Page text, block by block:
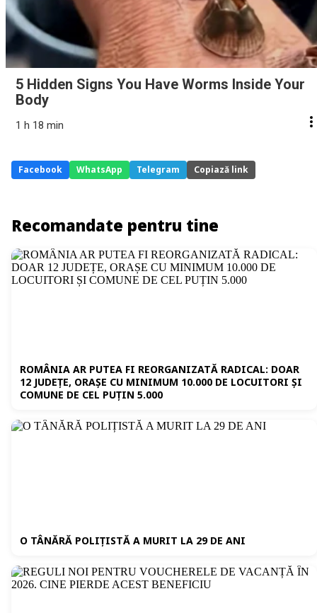
5 Hidden Signs You Have Worms Inside Your
Body
1 h 18 min
Facebook WhatsApp Telegram Copiază link
Recomandate pentru tine
ROMÂNIA AR PUTEA FI REORGANIZATĂ RADICAL: DOAR
12 JUDEȚE, ORAȘE CU MINIMUM 10.000 DE LOCUITORI ȘI
COMUNE DE CEL PUȚIN 5.000
O TÂNĂRĂ POLIȚISTĂ A MURIT LA 29 DE ANI